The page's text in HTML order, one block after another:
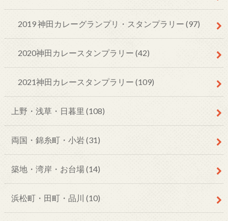
2019 神田カレーグランプリ・スタンプラリー (97)
2020神田カレースタンプラリー (42)
2021神田カレースタンプラリー (109)
上野・浅草・日暮里 (108)
両国・錦糸町・小岩(31)
築地・湾岸・お台場(14)
浜松町・田町・品川 (10)